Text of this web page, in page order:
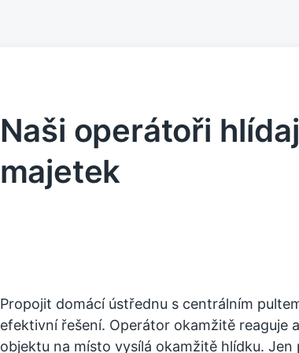
Naši operátoři
majetek
Propojit domácí ústřednu s centrálním
efektivní řešení. Operátor okamžitě reaguje
objektu na místo vysílá okamžitě hlídku.